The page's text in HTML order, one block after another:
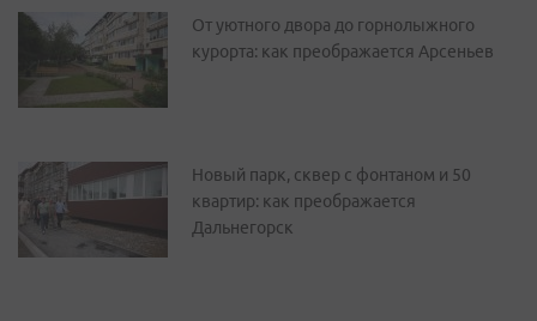
От уютного двора до горнолыжного
курорта: как преображается Арсеньев
Новый парк, сквер с фонтаном и 50
квартир: как преображается
Дальнегорск